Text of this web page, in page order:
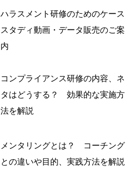
ハラスメント研修のためのケース
スタディ動画・データ販売のご案
内
コンプライアンス研修の内容、ネ
タはどうする？ 効果的な実施方
法を解説
メンタリングとは？ コーチング
との違いや目的、実践方法を解説